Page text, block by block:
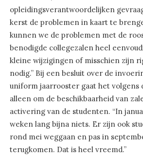
opleidingsverantwoordelijken
kerst de problemen in kaart te
kunnen we de problemen met de
benodigde collegezalen heel
kleine wijzigingen of misschien zijn
nodig.” Bij een besluit over de
uniform jaarrooster gaat het volgens
alleen om de beschikbaarheid van
activering van de studenten. “In
weken lang bijna niets. Er zijn ook
rond mei weggaan en pas in
terugkomen. Dat is heel vreemd.”